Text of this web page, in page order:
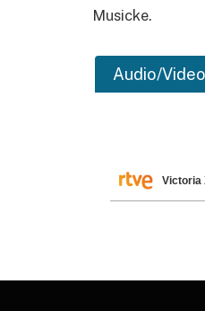
Musicke.
Audio/Video
Victoria